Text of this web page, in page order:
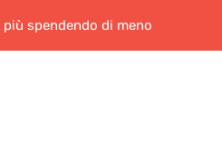
spendendo di meno